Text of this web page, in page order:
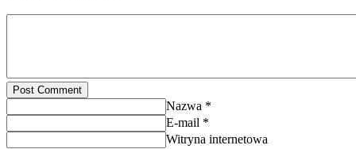
Post Comment
Nazwa *
E-mail *
Witryna internetowa